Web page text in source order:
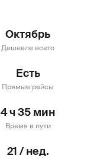
Октябрь
Дешевле всего
Есть
Прямые рейсы
4 ч 35 мин
Время в пути
21 / нед.